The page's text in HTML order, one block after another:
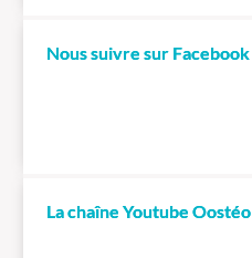
Nous suivre sur Facebook
La chaîne Youtube Oostéo